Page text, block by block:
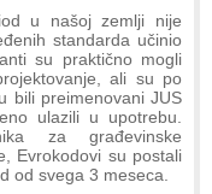
u našoj zemlji nije
standarda učinio
su praktično mogli
ali su po
bili preimenovani JUS
ulazili u upotrebu.
za građevinske
Evrokodovi su postali
od svega 3 meseca.